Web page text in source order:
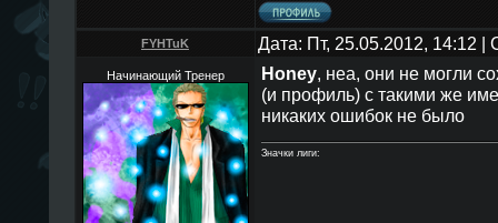
FYHTuK Дата: Пт, 25.05.2012, 14:12
Начинающий Тренер Honey, неа, они не могли
(и профиль) с такими же
никаких ошибок не было
Значки лиги: